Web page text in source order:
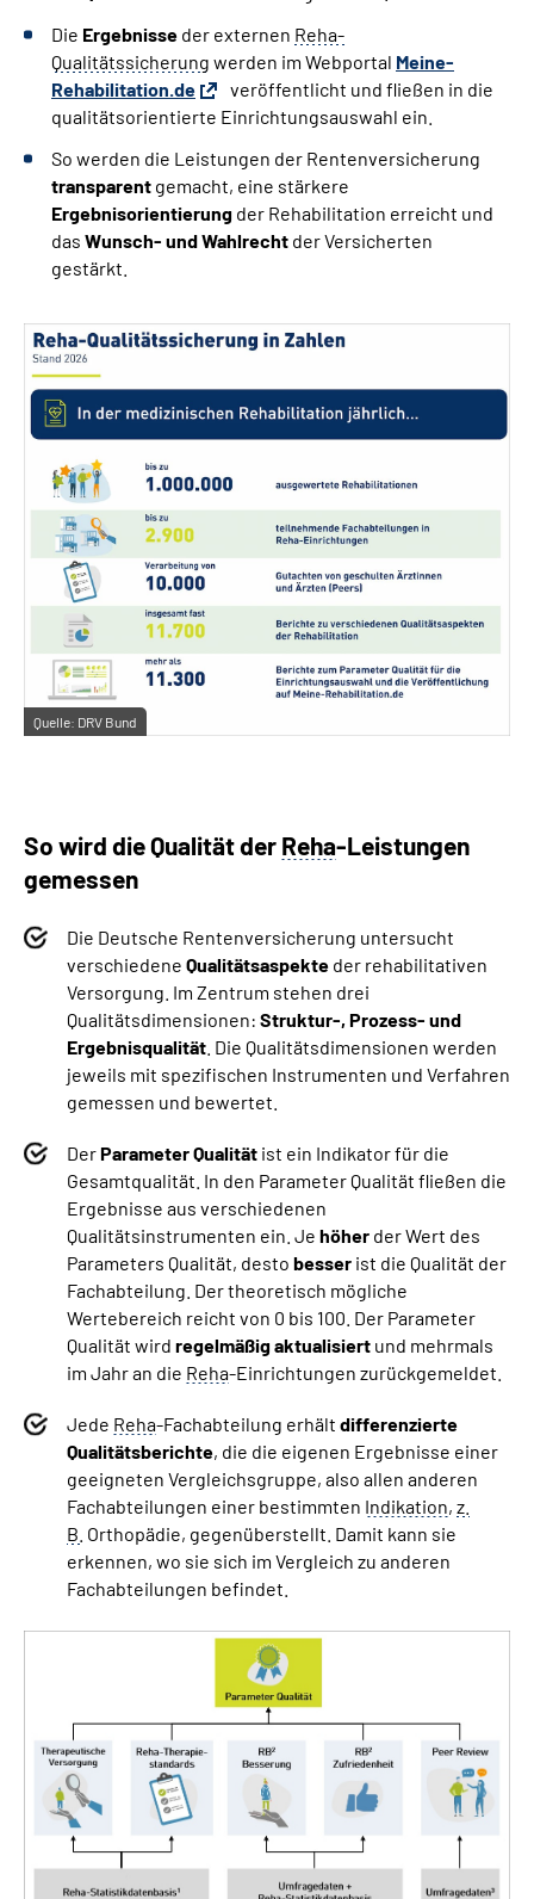
Die Ergebnisse der externen Reha-
Qualitätssicherung werden im Webportal Meine-
Rehabilitation.de
veröffentlicht und fließen in die
qualitätsorientierte Einrichtungsauswahl ein.
So werden die Leistungen der Rentenversicherung
transparent gemacht, eine stärkere
Ergebnisorientierung der Rehabilitation erreicht und
das Wunsch- und Wahlrecht der Versicherten
gestärkt.
Quelle: DRV Bund
So wird die Qualität der Reha-Leistungen
gemessen
Die Deutsche Rentenversicherung untersucht
verschiedene Qualitätsaspekte der rehabilitativen
Versorgung. Im Zentrum stehen drei
Qualitätsdimensionen: Struktur-, Prozess- und
Ergebnisqualität . Die Qualitätsdimensionen werden
jeweils mit spezifischen Instrumenten und Verfahren
gemessen und bewertet.
DerParameter Qualität ist ein Indikator für die
Gesamtqualität. In den Parameter Qualität fließen die
Ergebnisse aus verschiedenen
Qualitätsinstrumenten ein. Je höher der Wert des
Parameters Qualität, desto besser ist die Qualität der
Fachabteilung. Der theoretisch mögliche
Wertebereich reicht von 0 bis 100. Der Parameter
Qualität wird regelmäßig aktualisiert und mehrmals
im Jahr an die Reha-Einrichtungen zurückgemeldet.
Jede Reha-Fachabteilung erhält differenzierte
Qualitätsberichte, die die eigenen Ergebnisse einer
geeigneten Vergleichsgruppe, also allen anderen
Fachabteilungen einer bestimmten Indikation, z.
B. Orthopädie, gegenüberstellt. Damit kann sie
erkennen, wo sie sich im Vergleich zu anderen
Fachabteilungen befindet.